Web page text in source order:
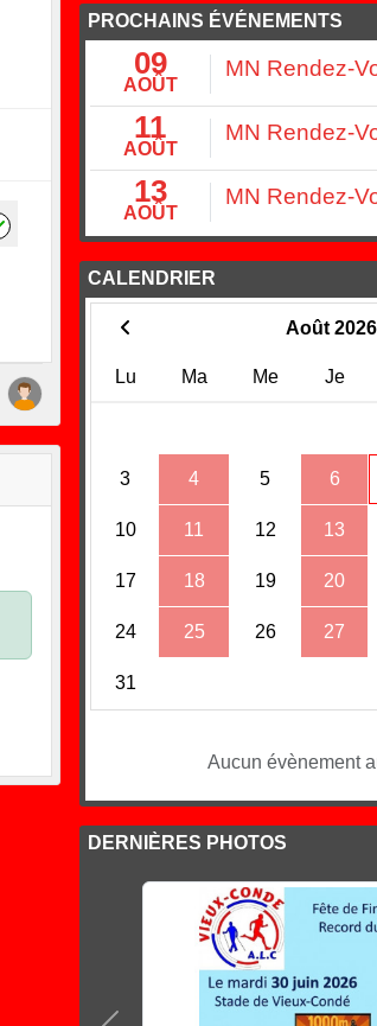
PROCHAINS ÉVÉNEMENTS
09
AOÛT
MN Rendez-
11
AOÛT
MN Rendez-
13
AOÛT
MN Rendez-
CALENDRIER
Août 2026
Lu Ma Me Je
3 4 5 6
10 11 12 13
17 18 19 20
24 25 26 27
31
Aucun évènement
DERNIÈRES PHOTOS